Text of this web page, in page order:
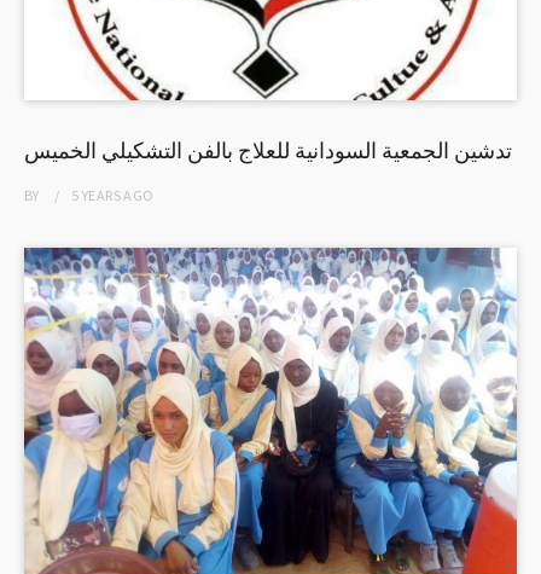
تدشين الجمعية السودانية للعلاج بالفن التشكيلي الخميس
BY 5 YEARSAGO